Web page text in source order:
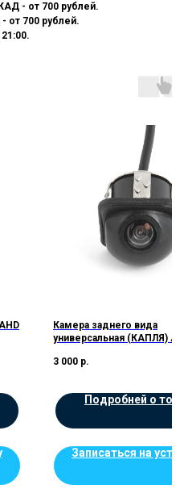
- от 700 рублей.
от 700 рублей.
Камера заднего вида
универсальная (КАПЛЯ)
3 000 р.
Подробней о
Записаться на